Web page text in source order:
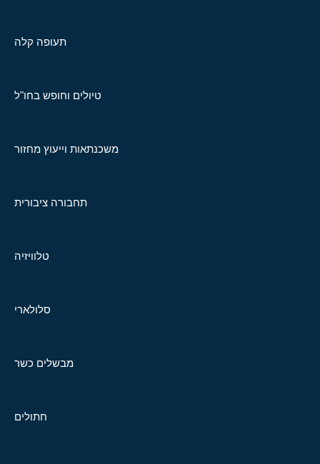
תעופה קלה
טיולים וחופש בחו"ל
משכנתאות וייעוץ מחזור
תחבורה ציבורית
טלוויזיה
סלולארי
מבשלים כשר
חתולים